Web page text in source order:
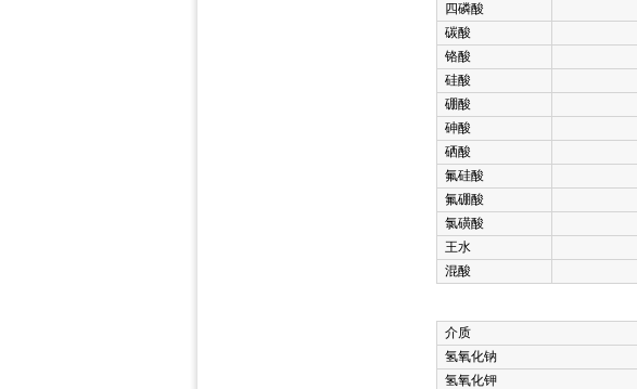
四磷酸
碳酸
铬酸
硅酸
硼酸
砷酸
硒酸
氟硅酸
氟硼酸
氯磺酸
王水
混酸
介质
氢氧化钠
氢氧化钾